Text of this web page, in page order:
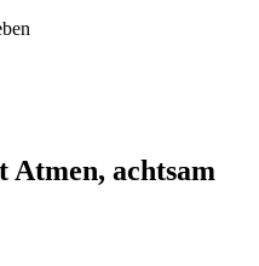
Atmen, achtsam